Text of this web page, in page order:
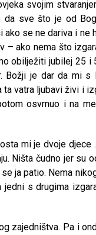
svojim
da sve što je od
se ne dariva i ne
– ako nema što
obilježiti jubilej 25 i
Božji je dar da mi s
vatra ljubavi živi i
osvrnuo i na
mi je dvoje djece
Ništa čudno jer su
ja patio. Nema
s drugima
zajedništva. Pa i